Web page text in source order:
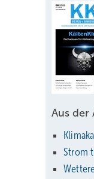
Aus der
Strom